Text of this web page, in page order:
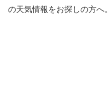
の天気情報をお探しの方へ。